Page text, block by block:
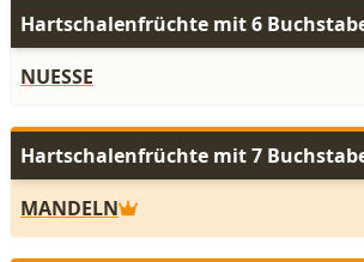
Hartschalenfrüchte mit 6
NUESSE
Hartschalenfrüchte mit 7
MANDELN